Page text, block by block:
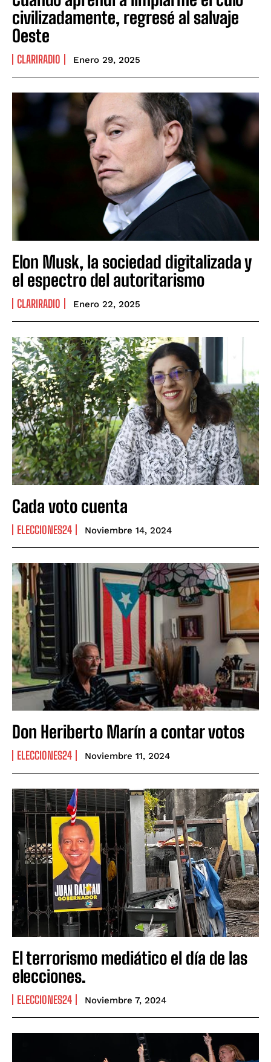
civilizadamente, regresé al salvaje
Oeste
CLARIRADIO Enero 29, 2025
Elon Musk, la sociedad digitalizada y
el espectro del autoritarismo
CLARIRADIO Enero 22, 2025
Cada voto cuenta
ELECCIONES24 Noviembre 14, 2024
Don Heriberto Marín a contar votos
ELECCIONES24 Noviembre 11, 2024
El terrorismo mediático el día de las
elecciones.
ELECCIONES24 Noviembre 7, 2024